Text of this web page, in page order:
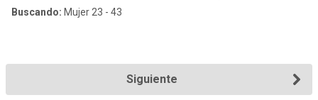
Buscando: Mujer 23 - 43
Siguiente